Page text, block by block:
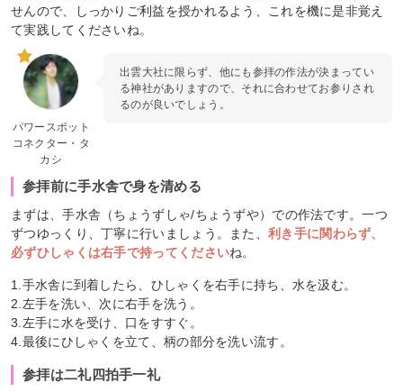
せんので、しっかりご利益を授かれるよう、これを機に是非覚え
て実践してくださいね。
パワースポット
コネクター・タ
カシ
出雲大社に限らず、他にも参拝の作法が決まってい
る神社がありますので、それに合わせてお参りされ
るのが良いでしょう。
参拝前に手水舎で身を清める
まずは、手水舎（ちょうずしゃ/ちょうずや）での作法です。一つ
ずつゆっくり、丁寧に行いましょう。また、 利き手に関わらず、
必ずひしゃくは右手で持ってくださいね。
1.手水舎に到着したら、ひしゃくを右手に持ち、水を汲む。
2.左手を洗い、次に右手を洗う。
3.左手に水を受け、口をすすぐ。
4.最後にひしゃくを立て、柄の部分を洗い流す。
参拝は二礼四拍手一礼